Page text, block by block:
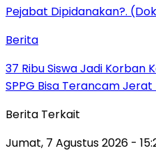
Berita
37 Ribu Siswa Jadi Korban
SPPG Bisa Terancam Jerat
Berita Terkait
Jumat, 7 Agustus 2026 -